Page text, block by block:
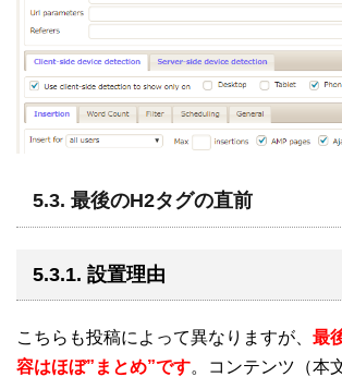
5.3. 最後のH2タグの直前
5.3.1. 設置理由
こちらも投稿によって異なりますが、 最
容はほぼ”まとめ”です。コンテンツ（本